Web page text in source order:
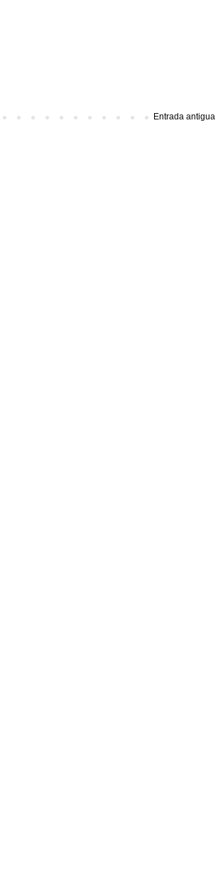
Entrada antigua